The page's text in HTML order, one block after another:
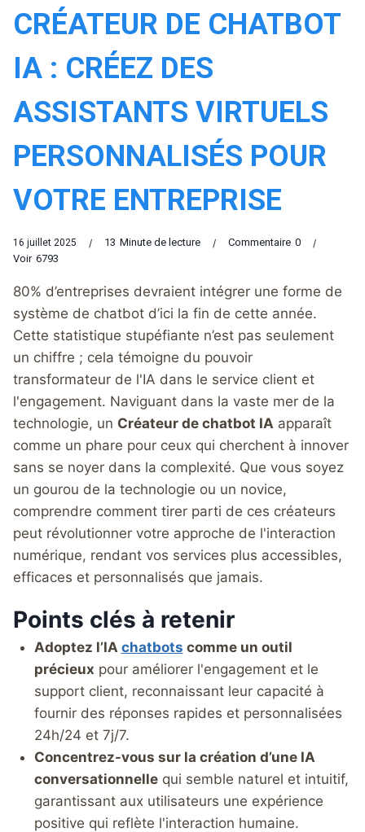
CRÉATEUR DE CHATBOT
IA : CRÉEZ DES
ASSISTANTS VIRTUELS
PERSONNALISÉS POUR
VOTRE ENTREPRISE
16 juillet 2025 13 Minute de lecture 0
Commentaire
6793
Voir
80% d’entreprises devraient intégrer une forme de
système de chatbot d’ici la fin de cette année.
Cette statistique stupéfiante n’est pas seulement
un chiffre ; cela témoigne du pouvoir
transformateur de l'IA dans le service client et
l'engagement. Naviguant dans la vaste mer de la
technologie, un Créateur de chatbot IA apparaît
comme un phare pour ceux qui cherchent à innover
sans se noyer dans la complexité. Que vous soyez
un gourou de la technologie ou un novice,
comprendre comment tirer parti de ces créateurs
peut révolutionner votre approche de l'interaction
numérique, rendant vos services plus accessibles,
efficaces et personnalisés que jamais.
Points clés à retenir
Adoptez l’IA chatbots comme un outil
précieux pour améliorer l'engagement et le
support client, reconnaissant leur capacité à
fournir des réponses rapides et personnalisées
24h/24 et 7j/7.
Concentrez-vous sur la création d’une IA
conversationnellequi semble naturel et intuitif,
garantissant aux utilisateurs une expérience
positive qui reflète l'interaction humaine.